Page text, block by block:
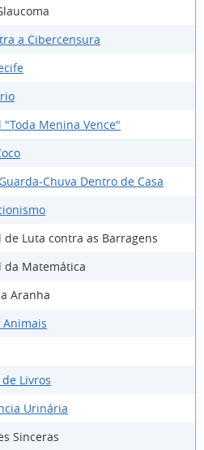
a Cibercensura
Menina Vence"
Chuva Dentro de Casa
Luta contra as Barragens
da Matemática
Aranha
Animais
Livros
Urinária
Sinceras